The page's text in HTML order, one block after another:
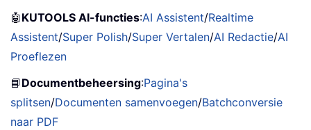
🤖 KUTOOLS AI-functies:AI Assistent/Realtime
Assistent/Super Polish/Super Vertalen/AI Redactie/AI
Proeflezen
📘 Documentbeheersing:Pagina's
splitsen/Documenten samenvoegen/Batchconversie
naar PDF